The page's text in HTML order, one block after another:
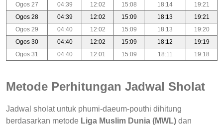
Ogos 27
04:39 12:02 15:08 18:14
19:21
Ogos 28
04:39 12:02 15:09 18:13
19:21
Ogos 29
04:40 12:02 15:09 18:13
19:20
Ogos 30
04:40 12:02 15:09 18:12
19:19
Ogos 31
04:40 12:01 15:09 18:11 19:18
Metode Perhitungan Jadwal Sholat
Jadwal sholat untuk phumi-daeum-pouthi dihitung
berdasarkan metode Liga Muslim Dunia (MWL) dan